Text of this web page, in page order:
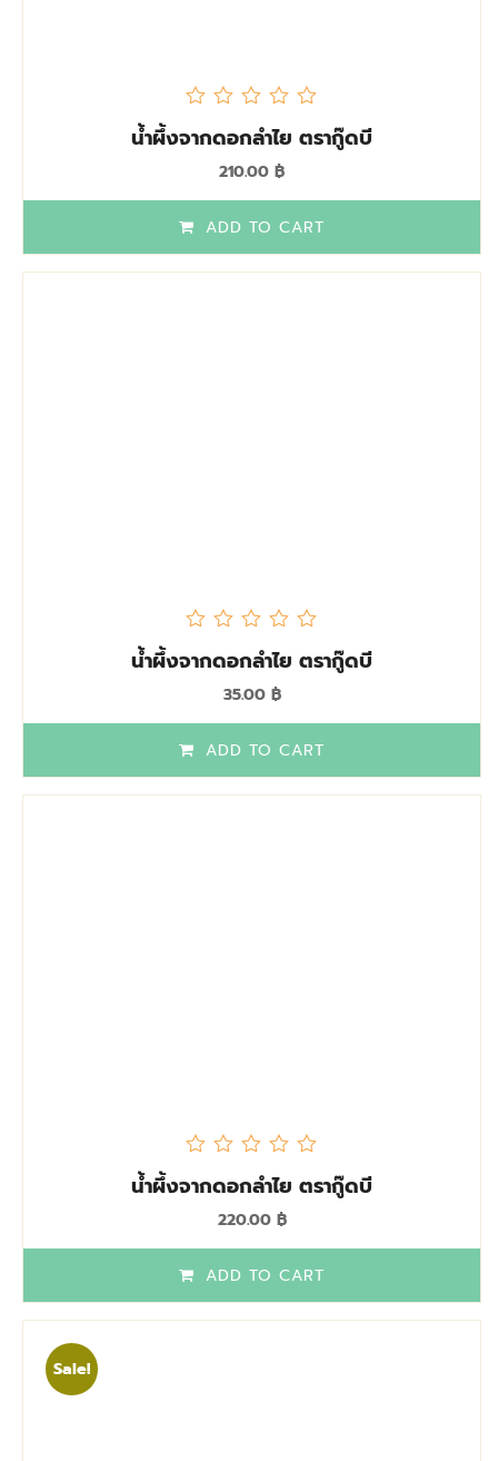
of
น้ำผึ้งจากดอกลำไย ตรากู๊ดบี
210.00 ฿
ADD TO CART
of
น้ำผึ้งจากดอกลำไย ตรากู๊ดบี
35.00 ฿
ADD TO CART
of
น้ำผึ้งจากดอกลำไย ตรากู๊ดบี
220.00 ฿
ADD TO CART
Sale!